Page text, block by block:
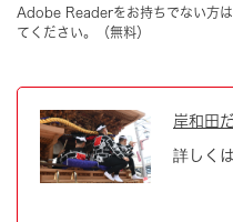
Adobe Readerをお持ちでない方
てください。（無料）
岸和田
詳しく